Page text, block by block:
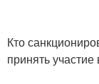
Кто
принять